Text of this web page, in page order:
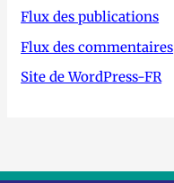
Flux des publications
Flux des commentaires
Site de WordPress-FR